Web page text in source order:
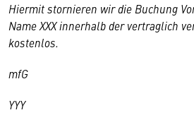
Hiermit stornieren wir die Buchung
Name XXX innerhalb der vertraglich
kostenlos.
mfG
YYY